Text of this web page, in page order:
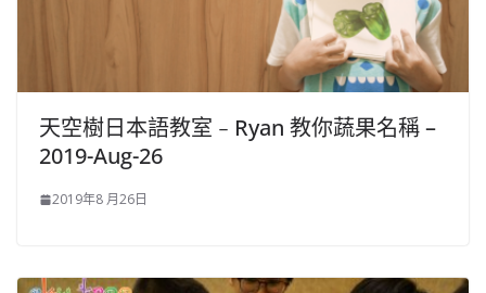
天空樹日本語教室﹣Ryan 教你蔬果名稱 –
2019-Aug-26
2019年8 月26日